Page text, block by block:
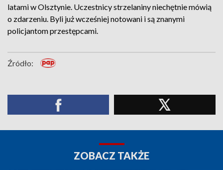
latami w Olsztynie. Uczestnicy strzelaniny niechętnie mówią
o zdarzeniu. Byli już wcześniej notowani i są znanymi
policjantom przestępcami.
Źródło:
ZOBACZ TAKŻE